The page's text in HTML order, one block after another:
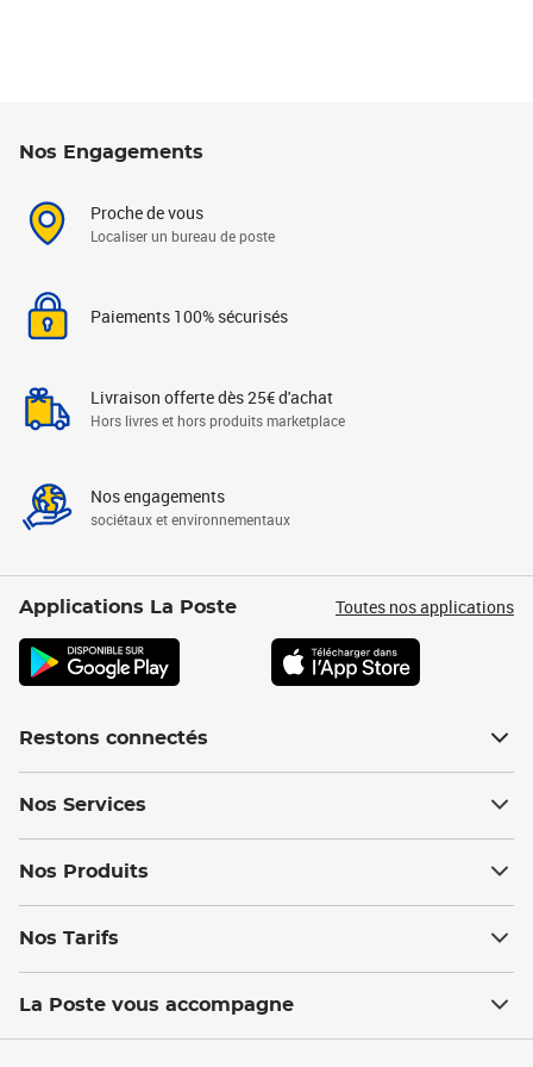
Nos Engagements
Proche de vous
Localiser un bureau de poste
Paiements 100% sécurisés
Livraison offerte dès 25€ d'achat
Hors livres et hors produits marketplace
Nos engagements
sociétaux et environnementaux
Applications La Poste Toutes nos applications
Restons connectés
Nos Services
Nos Produits
Nos Tarifs
La Poste vous accompagne